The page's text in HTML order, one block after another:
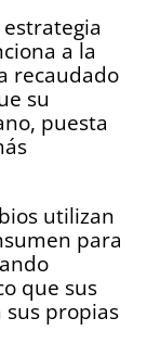
a la
recaudado
su
puesta
utilizan
para
que sus
propias